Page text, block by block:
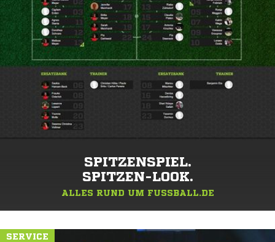
SPITZENSPIEL.
SPITZEN-LOOK.
ALLES RUND UM FUSSBALL.DE
SERVICE